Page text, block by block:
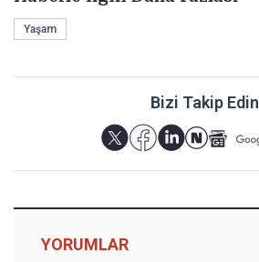
Yaşam
Bizi Takip Edin
YORUMLAR